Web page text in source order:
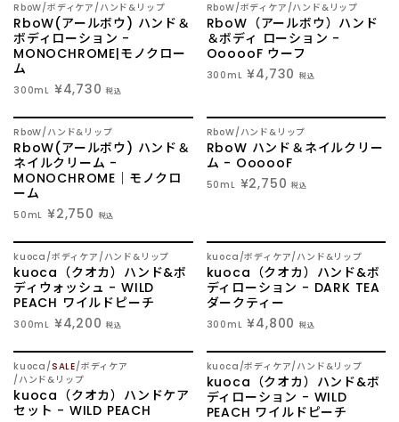
RboW ボディケア ハンド&リップ
RboW(アールボウ) ハンド＆
ボディローション -
MONOCHROME|モノクロー
ム
300mL ¥4,730 税込
RboW ボディケア ハンド&リップ
RboW（アールボウ）ハンド
＆ボディ ローション -
OooooF ウーフ
300mL ¥4,730 税込
RboW ハンド&リップ
RboW(アールボウ) ハンド＆
ネイルクリーム -
MONOCHROME｜モノクロ
ーム
50mL ¥2,750 税込
RboW ハンド&リップ
RboW ハンド＆ネイルクリー
ム - OooooF
50mL ¥2,750 税込
kuoca ボディケア ハンド&リップ
kuoca（クオカ）ハンド&ボ
ディウォッシュ - WILD
PEACH ワイルドピーチ
300mL ¥4,200 税込
kuoca ボディケア ハンド&リップ
kuoca（クオカ）ハンド&ボ
ディローション - DARK TEA
ダークティー
300mL ¥4,800 税込
kuoca SALE ボディケア
ハンド&リップ
kuoca（クオカ）ハンドケア
セット - WILD PEACH
SOLD OUT
kuoca ボディケア ハンド&リップ
kuoca（クオカ）ハンド&ボ
ディローション - WILD
PEACH ワイルドピーチ